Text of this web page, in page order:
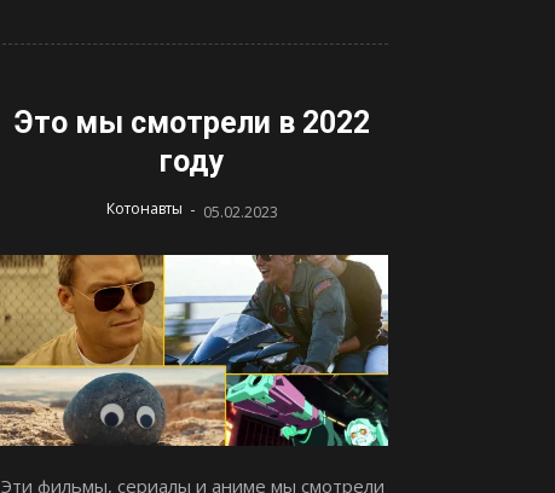
Это мы смотрели в 2022
году
Котонавты - 05.02.2023
Эти фильмы, сериалы и аниме мы смотрели